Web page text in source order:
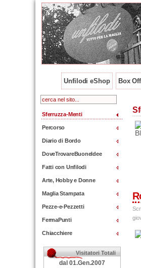
Unfilodi eShop Box
Sferruzza-Menti
Percorso
Diario di Bordo
DoveTrovareBuoneIdee
Fatti con Unfilodi
Arte, Hobby e Donne
Maglia Stampata
Pezze-e-Pezzetti
FermaPunti
Chiacchiere
Visitatori Totali
dal 01.Gen.2007